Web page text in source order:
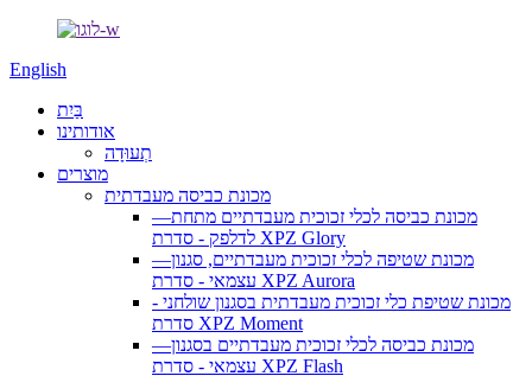
English
בַּיִת
אודותינו
תְעוּדָה
מוצרים
מכונת כביסה מעבדתית
—מכונת כביסה לכלי זכוכית מעבדתיים מתחת
לדלפק - סדרת XPZ Glory
—מכונת שטיפה לכלי זכוכית מעבדתיים, סגנון
עצמאי - סדרת XPZ Aurora
מכונת שטיפת כלי זכוכית מעבדתית בסגנון שולחני -
סדרת XPZ Moment
—מכונת כביסה לכלי זכוכית מעבדתיים בסגנון
עצמאי - סדרת XPZ Flash